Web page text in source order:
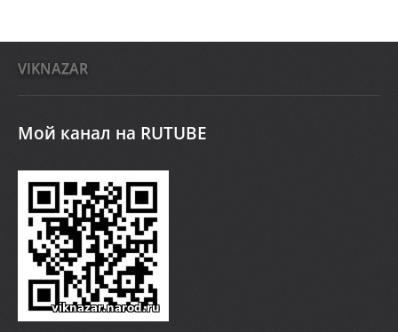
VIKNAZAR
Мой канал на RUTUBE